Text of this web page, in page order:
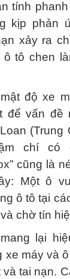
tính
kịp phản
xảy ra
ô tô chen
độ xe
để vấn đề
(Trung
chí có
cũng là
Một ô
ô tô tại
chờ tín
lại
xe máy và
tai nạn.